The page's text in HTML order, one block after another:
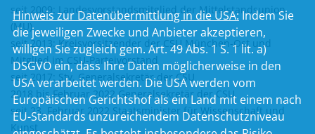
seit 2009: Landesvorstandsmitglied der Mittelstandsunion
(MU)
seit 2013: Kreisvorsitzender der CSU München-Ost und
Mitglied im CSU-Parteivorstand
seit 2017: Stv. Generalsekretär der CSU
2018 bis Februar 2022 Generalsekretär der CSU
seit 23. Februar 2022 Staatsminister für Wissenschaft und
Kunst
Hinweis zur Datenübermittlung in die USA:Indem Sie
die jeweiligen Zwecke und Anbieter akzeptieren,
willigen Sie zugleich gem. Art. 49 Abs. 1 S. 1 lit. a)
DSGVO ein, dass Ihre Daten möglicherweise in den
USA verarbeitet werden. Die USA werden vom
Europäischen Gerichtshof als ein Land mit einem nach
EU-Standards unzureichendem Datenschutzniveau